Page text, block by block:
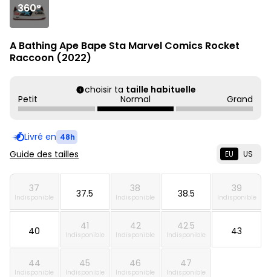
360°
A Bathing Ape Bape Sta Marvel Comics Rocket
Raccoon (2022)
choisir ta taille habituelle
Petit
Normal Grand
Livré en 48h
Guide des tailles EU US
37
Indisponible 37.5 38
Indisponible 38.5 39
Indisponible
40 41
Indisponible
42
Indisponible
42.5
Indisponible 43
44
Indisponible
45
Indisponible
46
Indisponible
47
Indisponible